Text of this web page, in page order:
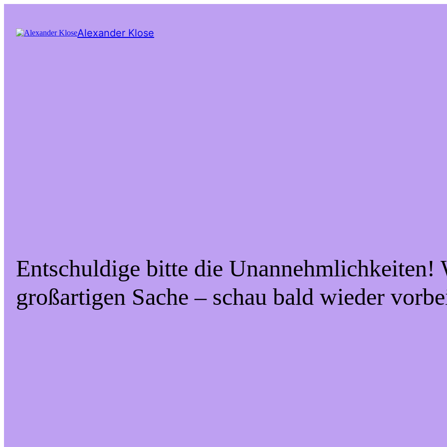
Alexander Klose
Entschuldige bitte die Unannehmlichkeiten!
großartigen Sache – schau bald wieder